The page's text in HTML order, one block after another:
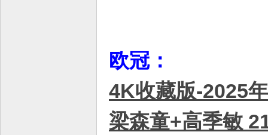
欧冠：
4K收藏版-2025
梁森童+高季敏